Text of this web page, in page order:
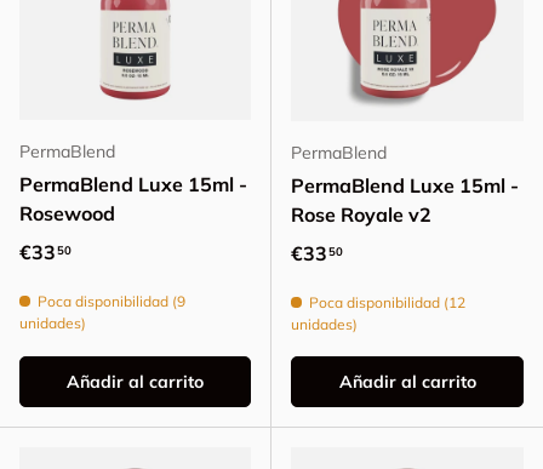
PermaBlend
PermaBlend Luxe 15ml -
Rosewood
Precio normal
€3350
Poca disponibilidad (9
unidades)
Añadir al carrito
PermaBlend
PermaBlend Luxe 15ml -
Rose Royale v2
Precio normal
€3350
Poca disponibilidad (12
unidades)
Añadir al carrito